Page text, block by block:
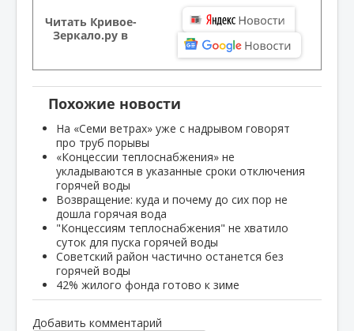
Читать Кривое-
Зеркало.ру в
Похожие новости
На «Семи ветрах» уже с надрывом говорят
про труб порывы
«Концессии теплоснабжения» не
укладываются в указанные сроки отключения
горячей воды
Возвращение: куда и почему до сих пор не
дошла горячая вода
"Концессиям теплоснабжения" не хватило
суток для пуска горячей воды
Советский район частично останется без
горячей воды
42% жилого фонда готово к зиме
Добавить комментарий